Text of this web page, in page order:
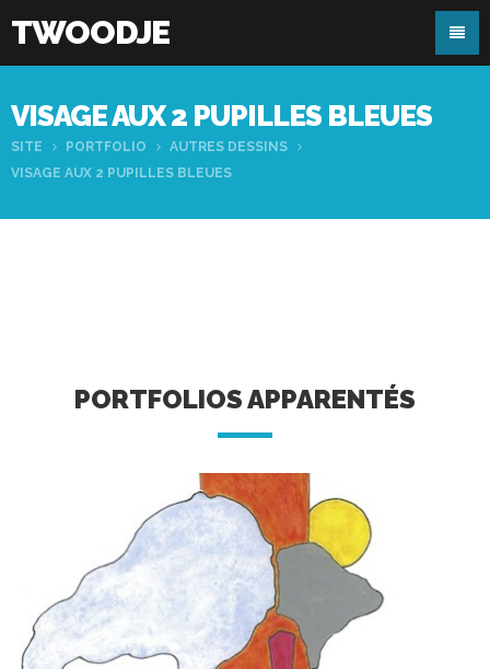
TWOODJE
VISAGE AUX 2 PUPILLES BLEUES
SITE PORTFOLIO
AUTRES DESSINS
VISAGE AUX 2 PUPILLES BLEUES
PORTFOLIOS APPARENTÉS